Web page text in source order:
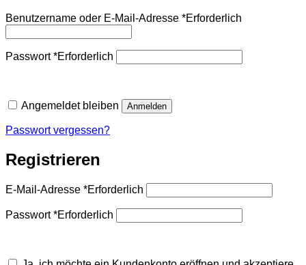
Benutzername oder E-Mail-Adresse *Erforderlich
Passwort*Erforderlich
Angemeldet bleiben Anmelden
Passwort vergessen?
Registrieren
E-Mail-Adresse *Erforderlich
Passwort*Erforderlich